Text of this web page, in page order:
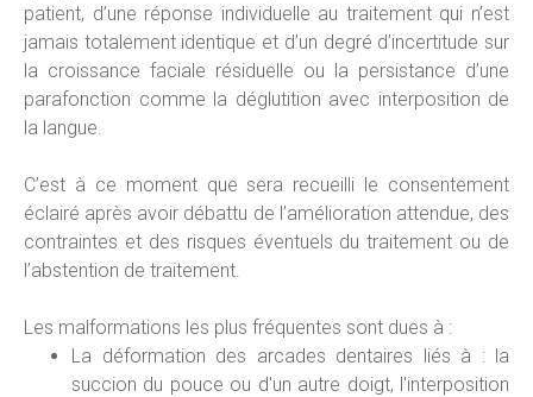
patient, d’une réponse individuelle au traitement qui n’est
jamais totalement identique et d’un degré d’incertitude sur
la croissance faciale résiduelle ou la persistance d’une
parafonction comme la déglutition avec interposition de
la langue.
C’est à ce moment que sera recueilli le consentement
éclairé après avoir débattu de l’amélioration attendue, des
contraintes et des risques éventuels du traitement ou de
l’abstention de traitement.
Les malformations les plus fréquentes sont dues à :
La déformation des arcades dentaires liés à : la
succion du pouce ou d'un autre doigt, l'interposition